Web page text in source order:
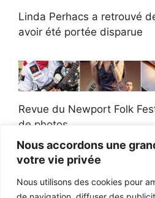
Nous accordons une
votre vie privée
Nous utilisons des cookies pour
Linda Perhacs a retrouvé
avoir été portée disparue
Revue du Newport Folk
de photos